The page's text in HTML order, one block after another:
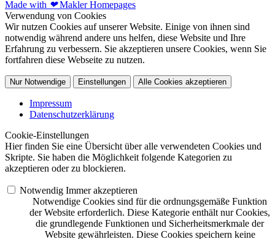
Made with ❤Makler Homepages
Verwendung von Cookies
Wir nutzen Cookies auf unserer Website. Einige von ihnen sind
notwendig während andere uns helfen, diese Website und Ihre
Erfahrung zu verbessern. Sie akzeptieren unsere Cookies, wenn Sie
fortfahren diese Webseite zu nutzen.
Nur Notwendige Einstellungen Alle Cookies akzeptieren
Impressum
Datenschutzerklärung
Cookie-Einstellungen
Hier finden Sie eine Übersicht über alle verwendeten Cookies und
Skripte. Sie haben die Möglichkeit folgende Kategorien zu
akzeptieren oder zu blockieren.
Notwendig Immer akzeptieren
Notwendige Cookies sind für die ordnungsgemäße Funktion
der Website erforderlich. Diese Kategorie enthält nur Cookies,
die grundlegende Funktionen und Sicherheitsmerkmale der
Website gewährleisten. Diese Cookies speichern keine